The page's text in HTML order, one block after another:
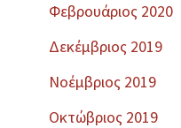
Φεβρουάριος 2020
Δεκέμβριος 2019
Νοέμβριος 2019
Οκτώβριος 2019